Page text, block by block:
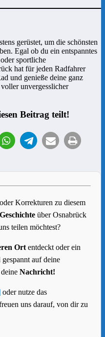
gerüstet, um die schönsten
Egal ob du ein entspanntes
sportliche
hat für jeden Radfahrer
und genieße deine ganz
unvergesslicher
Beitrag teilt!
oder Korrekturen zu diesem
über Osnabrück
teilen möchtest?
Ort entdeckt oder ein
auf deine
Nachricht!
oder nutze das
uns darauf, von dir zu